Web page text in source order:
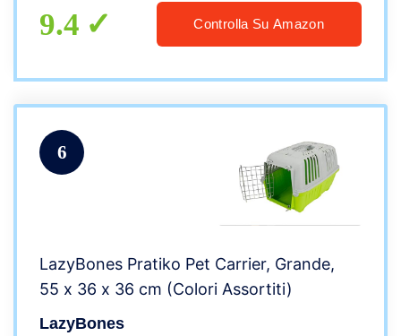
9.4 Controlla Su Amazon
6
LazyBones Pratiko Pet Carrier, Grande,
55 x 36 x 36 cm (Colori Assortiti)
LazyBones